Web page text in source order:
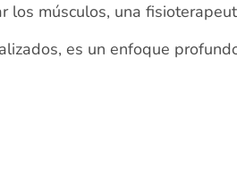
los músculos, una
es un enfoque